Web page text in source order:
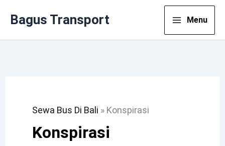
Bagus Transport Menu
Sewa Bus Di Bali » Konspirasi
Konspirasi